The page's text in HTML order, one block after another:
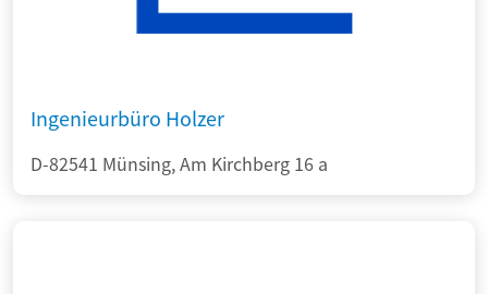
Ingenieurbüro Holzer
D-82541 Münsing, Am Kirchberg 16 a